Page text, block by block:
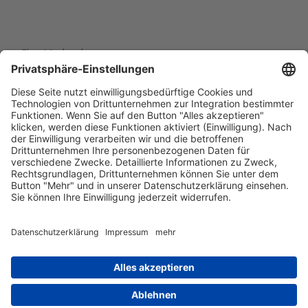
Eine Marke der
Wolfsburg Wirtschaft und Marketing GmbH
Porschestraße 26
38440 Wolfsburg
+49 5361 89994-0
info@wmg-wolfsburg.de
Datenschutz